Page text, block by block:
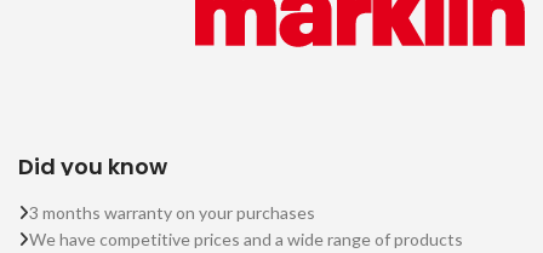
Did you know
3 months warranty on your purchases
We have competitive prices and a wide range of products